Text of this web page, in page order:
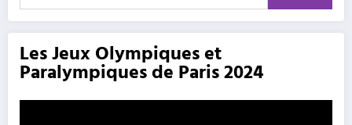
Les Jeux Olympiques et
Paralympiques de Paris 2024